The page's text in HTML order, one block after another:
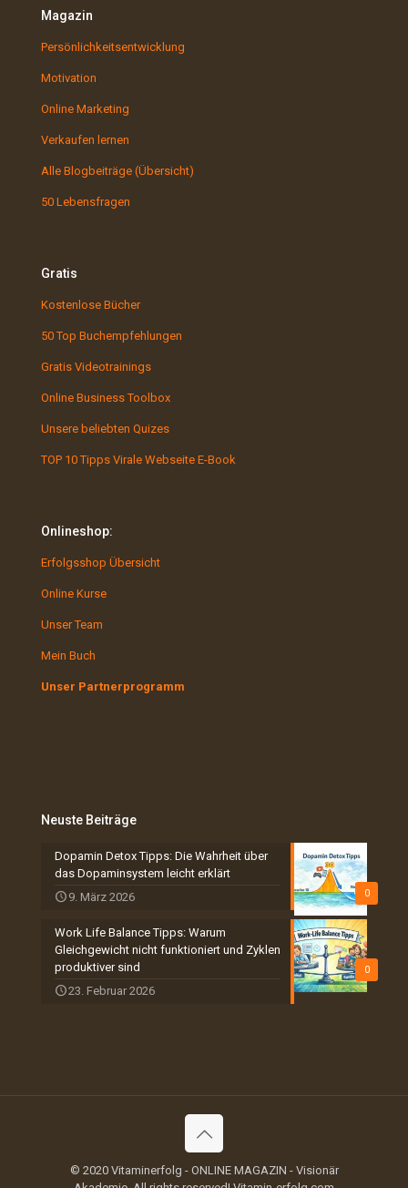
Magazin
Persönlichkeitsentwicklung
Motivation
Online Marketing
Verkaufen lernen
Alle Blogbeiträge (Übersicht)
50 Lebensfragen
Gratis
Kostenlose Bücher
50 Top Buchempfehlungen
Gratis Videotrainings
Online Business Toolbox
Unsere beliebten Quizes
TOP 10 Tipps Virale Webseite E-Book
Onlineshop:
Erfolgsshop Übersicht
Online Kurse
Unser Team
Mein Buch
Unser Partnerprogramm
Neuste Beiträge
0
Dopamin Detox Tipps: Die Wahrheit über
das Dopaminsystem leicht erklärt
9. März 2026
0
Work Life Balance Tipps: Warum
Gleichgewicht nicht funktioniert und Zyklen
produktiver sind
23. Februar 2026
© 2020 Vitaminerfolg - ONLINE MAGAZIN - Visionär